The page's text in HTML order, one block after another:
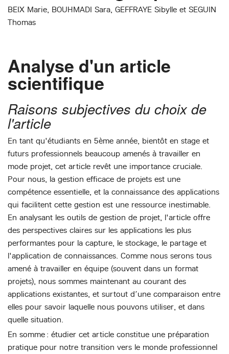
BEIX Marie, BOUHMADI Sara, GEFFRAYE Sibylle et SEGUIN
Thomas
Analyse d'un article
scientifique
Raisons subjectives du choix de
l'article
En tant qu'étudiants en 5ème année, bientôt en stage et
futurs professionnels beaucoup amenés à travailler en
mode projet, cet article revêt une importance cruciale.
Pour nous, la gestion efficace de projets est une
compétence essentielle, et la connaissance des applications
qui facilitent cette gestion est une ressource inestimable.
En analysant les outils de gestion de projet, l'article offre
des perspectives claires sur les applications les plus
performantes pour la capture, le stockage, le partage et
l'application de connaissances. Comme nous serons tous
amené à travailler en équipe (souvent dans un format
projets), nous sommes maintenant au courant des
applications existantes, et surtout d’une comparaison entre
elles pour savoir laquelle nous pouvons utiliser, et dans
quelle situation.
En somme : étudier cet article constitue une préparation
pratique pour notre transition vers le monde professionnel